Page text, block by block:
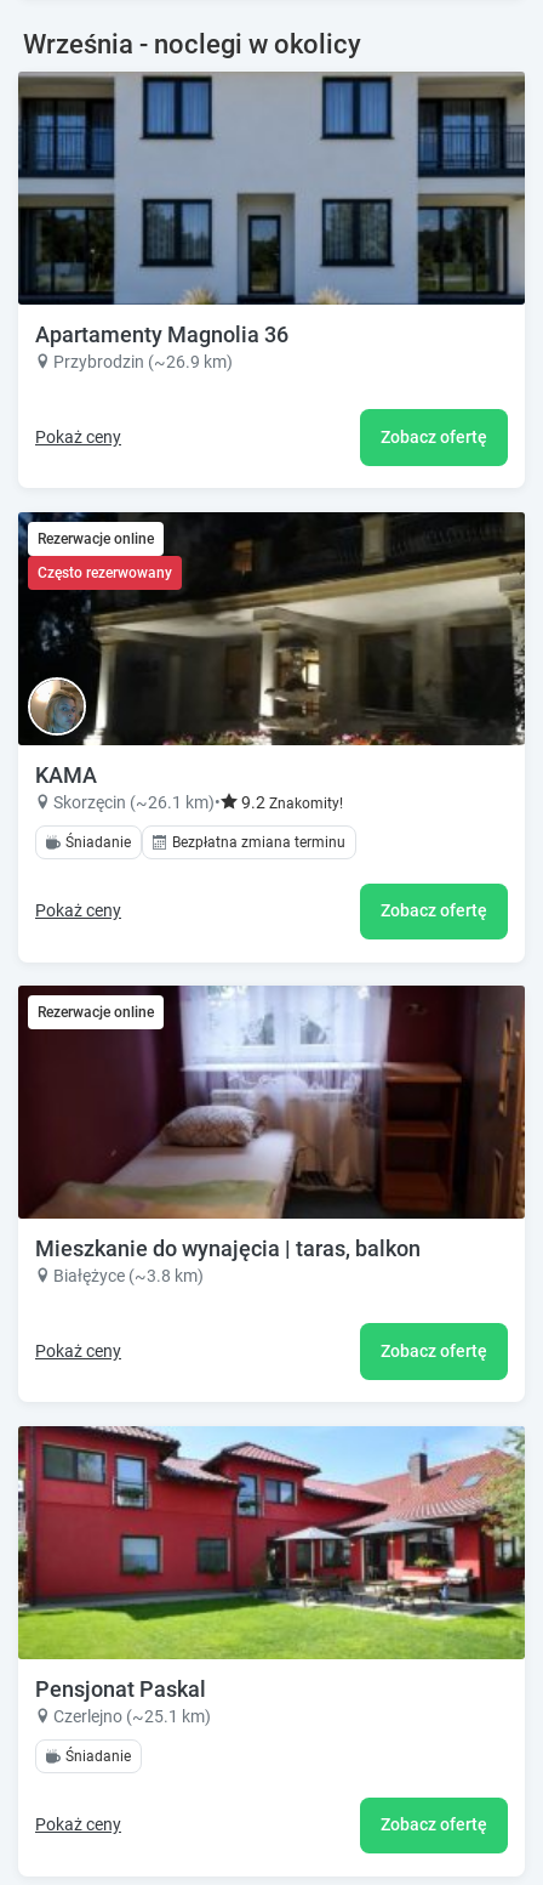
Września - noclegi w okolicy
Apartamenty Magnolia 36
Przybrodzin (~26.9 km)
Pokaż ceny Zobacz ofertę
Rezerwacje online
Często rezerwowany
KAMA
Skorzęcin (~26.1 km)• 9.2 Znakomity!
Śniadanie Bezpłatna zmiana terminu
Pokaż ceny Zobacz ofertę
Rezerwacje online
Mieszkanie do wynajęcia | taras, balkon
Białężyce (~3.8 km)
Pokaż ceny Zobacz ofertę
Pensjonat Paskal
Czerlejno (~25.1 km)
Śniadanie
Pokaż ceny Zobacz ofertę